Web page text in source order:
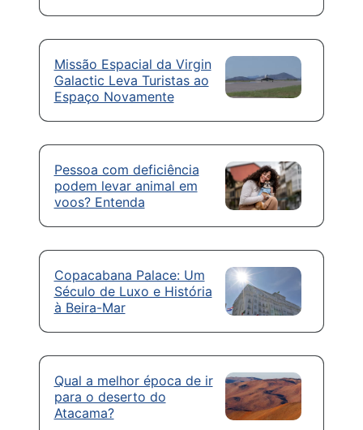
Missão Espacial da Virgin
Galactic Leva Turistas ao
Espaço Novamente
Pessoa com deficiência
podem levar animal em
voos? Entenda
Copacabana Palace: Um
Século de Luxo e História
à Beira-Mar
Qual a melhor época de ir
para o deserto do
Atacama?